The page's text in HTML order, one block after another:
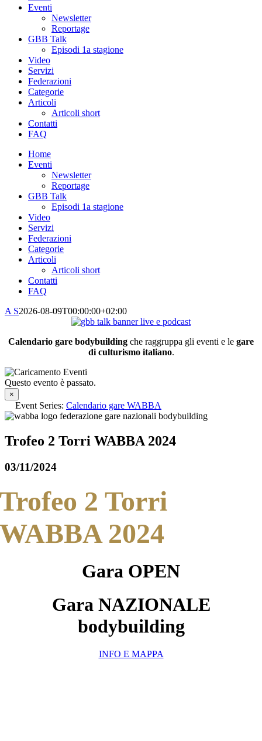
Eventi
Newsletter
Reportage
GBB Talk
Episodi 1a stagione
Video
Servizi
Federazioni
Categorie
Articoli
Articoli short
Contatti
FAQ
Home
Eventi
Newsletter
Reportage
GBB Talk
Episodi 1a stagione
Video
Servizi
Federazioni
Categorie
Articoli
Articoli short
Contatti
FAQ
A S2026-08-09T00:00:00+02:00
Calendario gare bodybuilding che raggruppa gli eventi e le gare
di culturismo italiano.
Questo evento è passato.
×
Event Series: Calendario gare WABBA
Trofeo 2 Torri WABBA 2024
03/11/2024
Trofeo 2 Torri
WABBA 2024
Gara OPEN
Gara NAZIONALE
bodybuilding
INFO E MAPPA